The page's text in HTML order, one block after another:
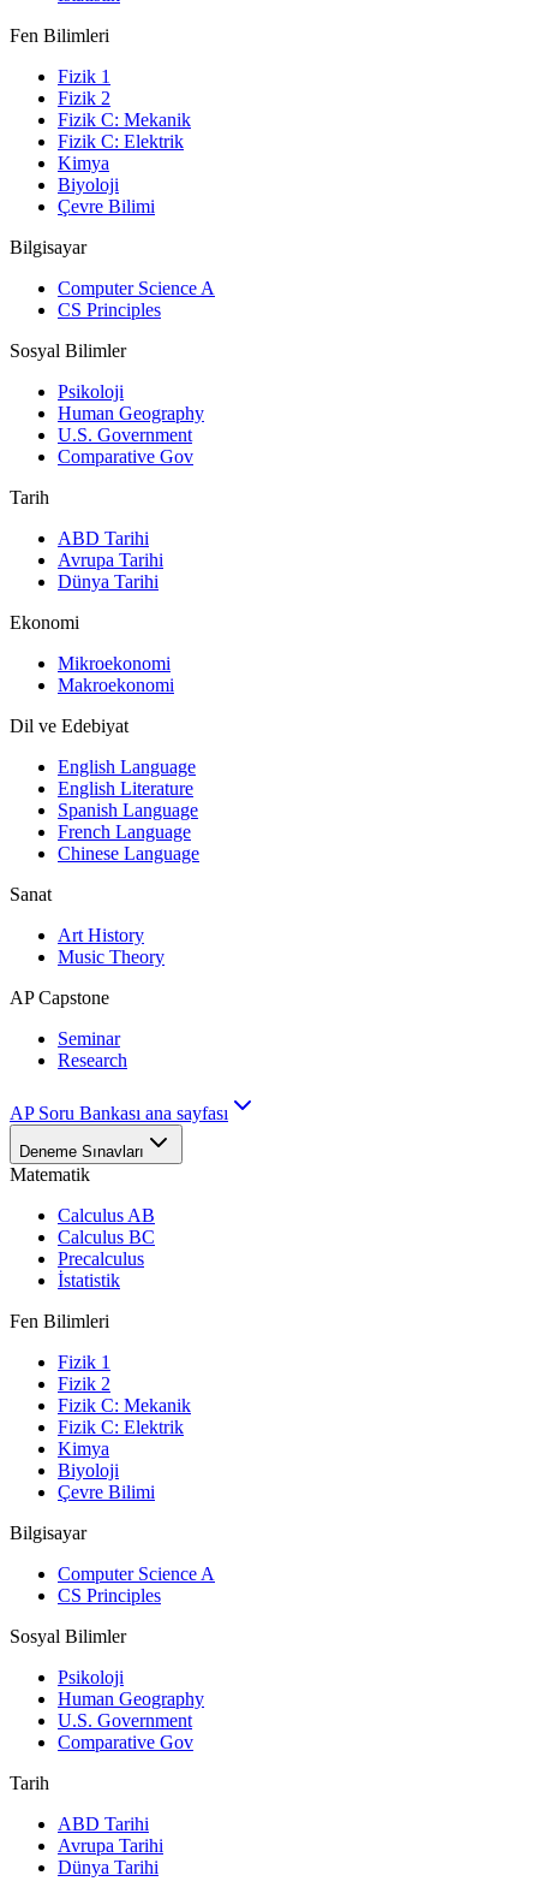
Fen Bilimleri
Fizik 1
Fizik 2
Fizik C: Mekanik
Fizik C: Elektrik
Kimya
Biyoloji
Çevre Bilimi
Bilgisayar
Computer Science A
CS Principles
Sosyal Bilimler
Psikoloji
Human Geography
U.S. Government
Comparative Gov
Tarih
ABD Tarihi
Avrupa Tarihi
Dünya Tarihi
Ekonomi
Mikroekonomi
Makroekonomi
Dil ve Edebiyat
English Language
English Literature
Spanish Language
French Language
Chinese Language
Sanat
Art History
Music Theory
AP Capstone
Seminar
Research
AP Soru Bankası ana sayfası
Deneme Sınavları
Matematik
Calculus AB
Calculus BC
Precalculus
İstatistik
Fen Bilimleri
Fizik 1
Fizik 2
Fizik C: Mekanik
Fizik C: Elektrik
Kimya
Biyoloji
Çevre Bilimi
Bilgisayar
Computer Science A
CS Principles
Sosyal Bilimler
Psikoloji
Human Geography
U.S. Government
Comparative Gov
Tarih
ABD Tarihi
Avrupa Tarihi
Dünya Tarihi